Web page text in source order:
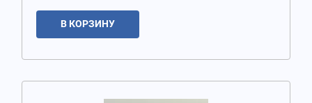
В КОРЗИНУ